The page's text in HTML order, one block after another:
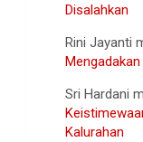
Disalahkan
Rini Jayanti
Sri Hardani
Kalurahan